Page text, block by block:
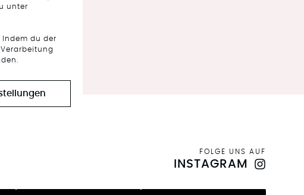
unter
Indem du der
FOLGE UNS AUF
INSTAGRAM